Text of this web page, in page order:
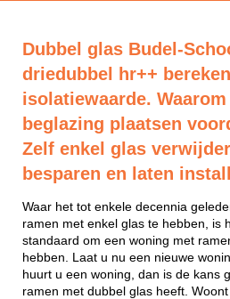
Dubbel glas Budel-
driedubbel hr++
isolatiewaarde.
beglazing plaatsen
Zelf enkel glas
besparen en laten
Waar het tot enkele decennia
ramen met enkel glas te hebben, is
standaard om een woning met
hebben. Laat u nu een nieuwe
huurt u een woning, dan is de kans
ramen met dubbel glas heeft.